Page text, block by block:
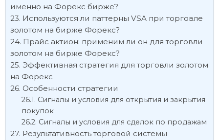
именно на Форекс бирже?
Используются ли паттерны VSA при торговле
золотом на бирже Форекс?
Прайс актион: применим ли он для торговли
золотом на бирже Форекс?
Эффективная стратегия для торговли золотом
на Форекс
Особенности стратегии
Сигналы и условия для открытия и закрытия
покупок
Сигналы и условия для сделок по продажам
Результативность торговой системы